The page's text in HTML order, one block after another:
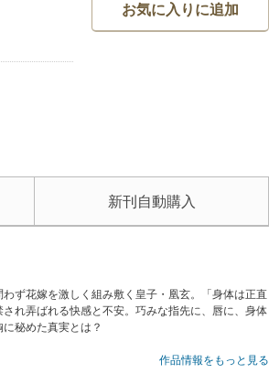
お気に入りに追加
新刊自動購入
ず花嫁を激しく組み敷く皇子・凰玄。「身体は正直
れ弄ばれる快感と不安。巧みな指先に、唇に、身体
秘めた真実とは？
いませんのでご注意ください。作品情報をもっと見る